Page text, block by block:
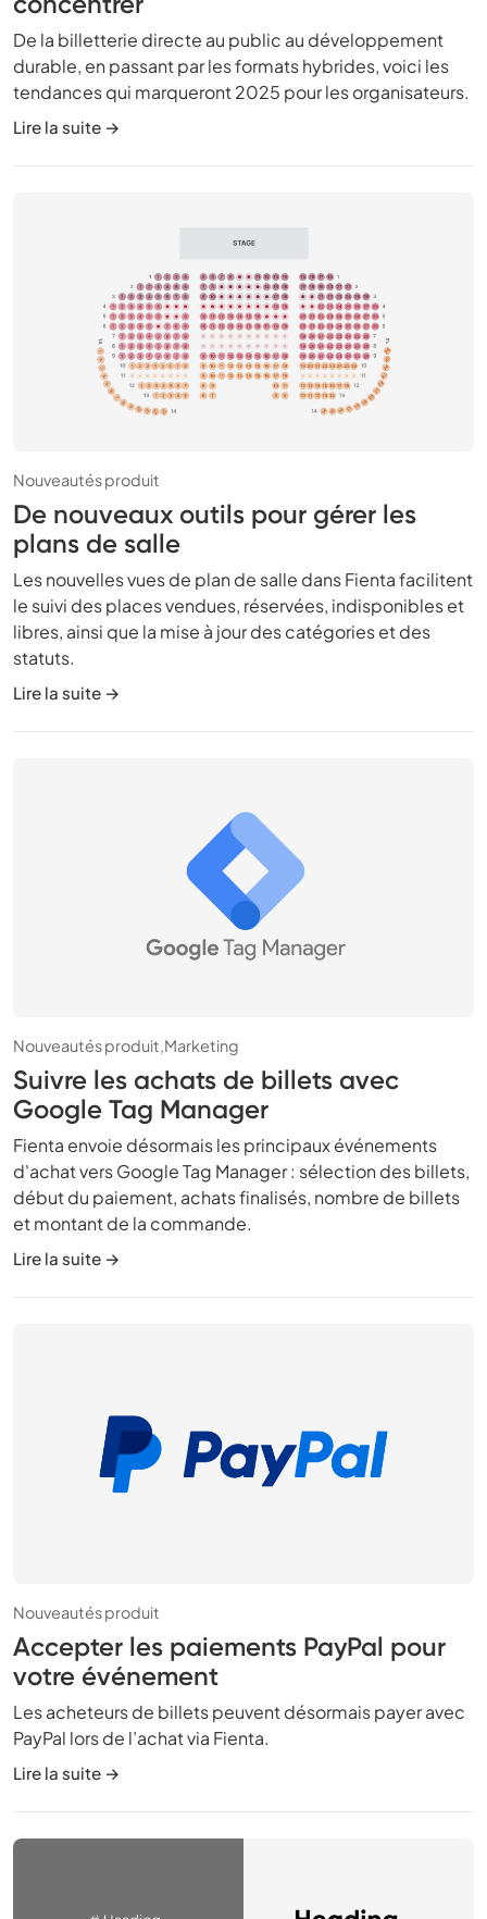
De la billetterie directe au public au développement
durable, en passant par les formats hybrides, voici les
tendances qui marqueront 2025 pour les organisateurs.
Lire la suite →
Nouveautés produit
De nouveaux outils pour gérer les
plans de salle
Les nouvelles vues de plan de salle dans Fienta facilitent
le suivi des places vendues, réservées, indisponibles et
libres, ainsi que la mise à jour des catégories et des
statuts.
Lire la suite →
Nouveautés produit,Marketing
Suivre les achats de billets avec
Google Tag Manager
Fienta envoie désormais les principaux événements
d'achat vers Google Tag Manager : sélection des billets,
début du paiement, achats finalisés, nombre de billets
et montant de la commande.
Lire la suite →
Nouveautés produit
Accepter les paiements PayPal pour
votre événement
Les acheteurs de billets peuvent désormais payer avec
PayPal lors de l’achat via Fienta.
Lire la suite →